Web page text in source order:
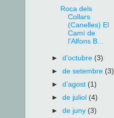
Roca dels
Collars
(Canelles) El
Camí de
l'Alfons B...
►d’octubre (3)
►de setembre (3)
►d’agost (1)
►de juliol (4)
►de juny (3)